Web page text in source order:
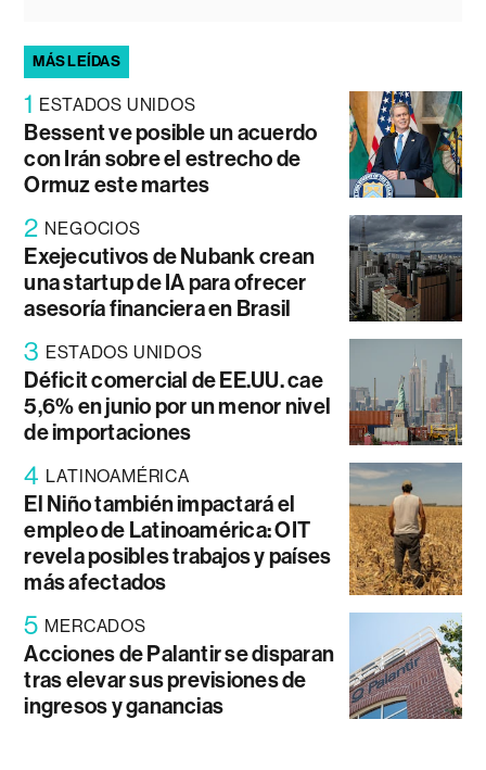
MÁS LEÍDAS
1 ESTADOS UNIDOS
Bessent ve posible un acuerdo
con Irán sobre el estrecho de
Ormuz este martes
2 NEGOCIOS
Exejecutivos de Nubank crean
una startup de IA para ofrecer
asesoría financiera en Brasil
3 ESTADOS UNIDOS
Déficit comercial de EE.UU. cae
5,6% en junio por un menor nivel
de importaciones
4 LATINOAMÉRICA
El Niño también impactará el
empleo de Latinoamérica: OIT
revela posibles trabajos y países
más afectados
5 MERCADOS
Acciones de Palantir se disparan
tras elevar sus previsiones de
ingresos y ganancias